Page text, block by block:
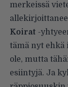
merkeissä
Koirat -
tämä nyt ehkä
ole, mutta
esiintyjä. Ja